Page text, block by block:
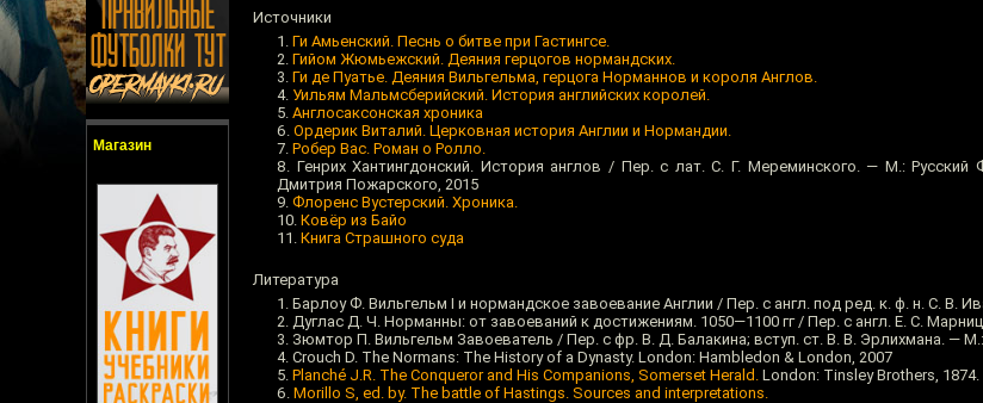
Магазин
Источники
Ги Амьенский. Песнь о битве при Гастингсе.
Гийом Жюмьежский. Деяния герцогов нормандских.
Ги де Пуатье. Деяния Вильгельма, герцога Норманнов и короля Англов.
Уильям Мальмсберийский. История английских королей.
Англосаксонская хроника
Ордерик Виталий. Церковная история Англии и Нормандии.
Робер Вас. Роман о Ролло.
Генрих Хантингдонский. История англов / Пер. с лат. С. Г. Мереминского. — М.:
Дмитрия Пожарского, 2015
Флоренс Вустерский. Хроника.
Ковёр из Байо
Книга Страшного суда
Литература
Барлоу Ф. Вильгельм I и нормандское завоевание Англии / Пер. с англ. под ред. к. ф. н. С. В.
Дуглас Д. Ч. Норманны: от завоеваний к достижениям. 1050—1100 гг / Пер. с англ. Е. С.
Зюмтор П. Вильгельм Завоеватель / Пер. с фр. В. Д. Балакина; вступ. ст. В. В. Эрлихмана. —
Crouch D. The Normans: The History of a Dynasty. London: Hambledon & London, 2007
Planché J.R. The Conqueror and His Companions, Somerset Herald. London: Tinsley Brothers, 1874.
Morillo S, ed. by. The battle of Hastings. Sources and interpretations.